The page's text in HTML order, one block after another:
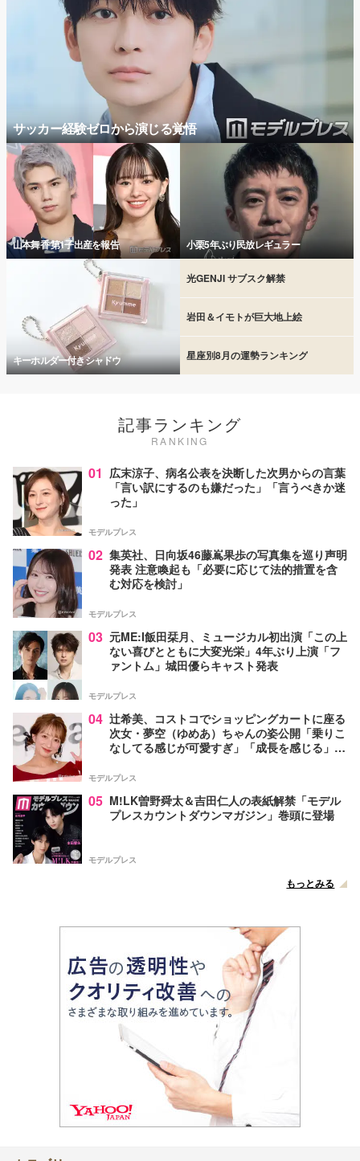
サッカー経験ゼロから演じる覚悟
山本舞香 第1子出産を報告 小栗5年ぶり民放レギュラー
キーホルダー付きシャドウ
光GENJI サブスク解禁
岩田＆イモトが巨大地上絵
星座別8月の運勢ランキング
記事ランキング
RANKING
01 広末涼子、病名公表を決断した次男からの言葉
「言い訳にするのも嫌だった」「言うべきか迷
った」
モデルプレス
02 集英社、日向坂46藤嶌果歩の写真集を巡り声明
発表 注意喚起も「必要に応じて法的措置を含
む対応を検討」
モデルプレス
03 元ME:I飯田栞月、ミュージカル初出演「この上
ない喜びとともに大変光栄」4年ぶり上演「フ
ァントム」城田優らキャスト発表
モデルプレス
04 辻希美、コストコでショッピングカートに座る
次女・夢空（ゆめあ）ちゃんの姿公開「乗りこ
なしてる感じが可愛すぎ」「成長を感じる」の
モデルプレス
05 M!LK曽野舜太＆吉田仁人の表紙解禁「モデル
プレスカウントダウンマガジン」巻頭に登場
モデルプレス
もっとみる